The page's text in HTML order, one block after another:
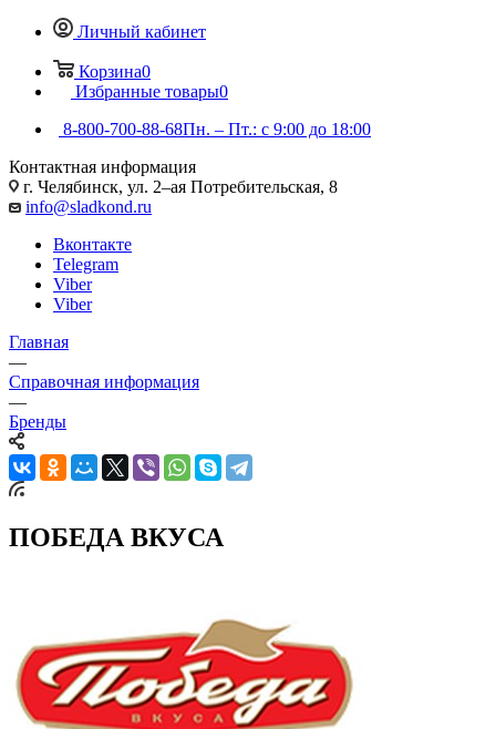
Личный кабинет
Корзина0
Избранные товары0
8-800-700-88-68Пн. – Пт.: с 9:00 до 18:00
Контактная информация
г. Челябинск, ул. 2–ая Потребительская, 8
info@sladkond.ru
Вконтакте
Telegram
Viber
Viber
Главная
—
Справочная информация
—
Бренды
ПОБЕДА ВКУСА